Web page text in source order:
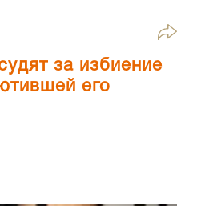
за избиение
его